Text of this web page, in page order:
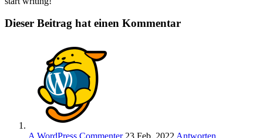
Dieser Beitrag hat einen Kommentar